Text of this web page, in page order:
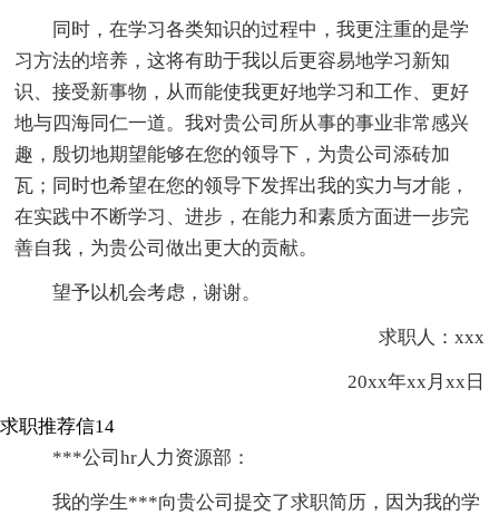
同时，在学习各类知识的过程中，我更注重的是学
习方法的培养，这将有助于我以后更容易地学习新知
识、接受新事物，从而能使我更好地学习和工作、更好
地与四海同仁一道。我对贵公司所从事的事业非常感兴
趣，殷切地期望能够在您的领导下，为贵公司添砖加
瓦；同时也希望在您的领导下发挥出我的实力与才能，
在实践中不断学习、进步，在能力和素质方面进一步完
善自我，为贵公司做出更大的贡献。
望予以机会考虑，谢谢。
求职人：xxx
20xx年xx月xx日
求职推荐信14
***公司hr人力资源部：
我的学生***向贵公司提交了求职简历，因为我的学